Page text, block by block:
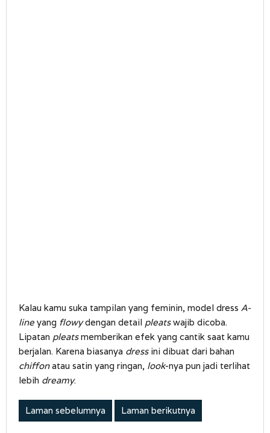
Kalau kamu suka tampilan yang feminin, model dress A-
line yang flowydengan detail pleatswajib dicoba.
Lipatan pleatsmemberikan efek yang cantik saat kamu
berjalan. Karena biasanya dress ini dibuat dari bahan
chiffonatau satin yang ringan, look-nya pun jadi terlihat
lebih dreamy.
Laman sebelumnya Laman berikutnya